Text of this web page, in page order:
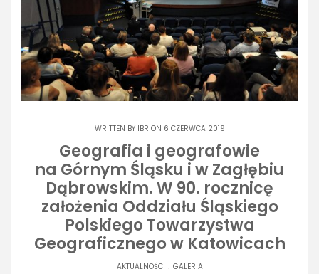
WRITTEN BY IBR ON 6 CZERWCA 2019
Geografia i geografowie
na Górnym Śląsku i w Zagłębiu
Dąbrowskim. W 90. rocznicę
założenia Oddziału Śląskiego
Polskiego Towarzystwa
Geograficznego w Katowicach
AKTUALNOŚCI . GALERIA